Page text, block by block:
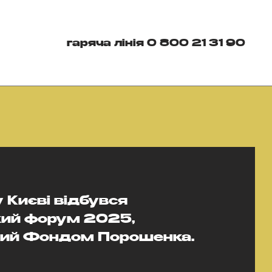
гаряча лінія 0 800 21 31 90
відбувся
форум 2025,
Фондом Порошенка.